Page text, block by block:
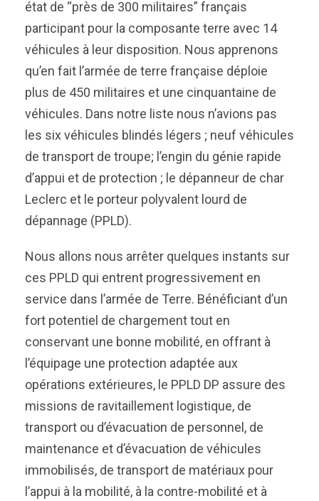
état de “près de 300 militaires” français
participant pour la composante terre avec 14
véhicules à leur disposition. Nous apprenons
qu’en fait l’armée de terre française déploie
plus de 450 militaires et une cinquantaine de
véhicules. Dans notre liste nous n’avions pas
les six véhicules blindés légers ; neuf véhicules
de transport de troupe; l’engin du génie rapide
d’appui et de protection ; le dépanneur de char
Leclerc et le porteur polyvalent lourd de
dépannage (PPLD).
Nous allons nous arrêter quelques instants sur
ces PPLD qui entrent progressivement en
service dans l’armée de Terre. Bénéficiant d’un
fort potentiel de chargement tout en
conservant une bonne mobilité, en offrant à
l’équipage une protection adaptée aux
opérations extérieures, le PPLD DP assure des
missions de ravitaillement logistique, de
transport ou d’évacuation de personnel, de
maintenance et d’évacuation de véhicules
immobilisés, de transport de matériaux pour
l’appui à la mobilité, à la contre-mobilité et à